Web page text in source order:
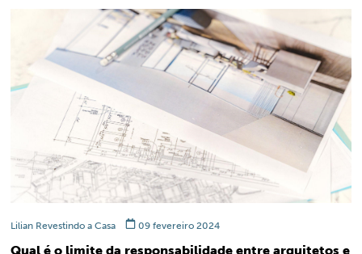
Lilian Revestindo a Casa 09 fevereiro 2024
Qual é o limite da responsabilidade entre arquitetos e